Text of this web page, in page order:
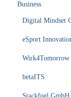
Business
Digital Mindset
eSport
Wirk4Tomorrow
betaITS